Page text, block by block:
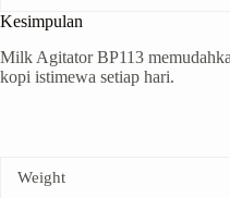
Kesimpulan
Milk Agitator BP113
kopi istimewa setiap hari.
Weight